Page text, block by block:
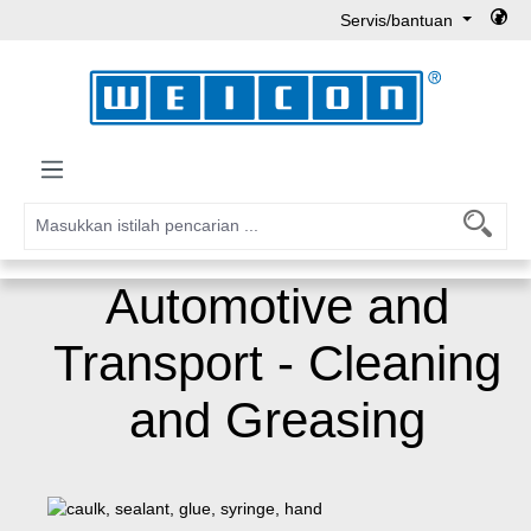
Servis/bantuan
Automotive and
Transport - Cleaning
and Greasing